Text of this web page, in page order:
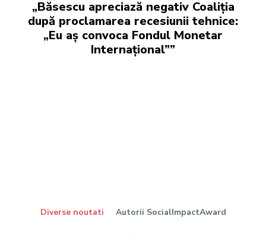
„Băsescu apreciază negativ Coaliția
după proclamarea recesiunii tehnice:
„Eu aș convoca Fondul Monetar
Internațional””
Diverse noutati Autorii SocialImpactAward